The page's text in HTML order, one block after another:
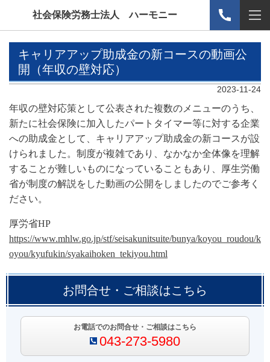
社会保険労務士法人 ハーモニー
キャリアアップ助成金の新コースの動画公
開（年収の壁対応）
2023-11-24
年収の壁対応策として公表された複数のメニューのうち、
新たに社会保険に加入したパートタイマー等に対する企業
への助成金として、キャリアアップ助成金の新コースが設
けられました。制度が複雑であり、なかなか全体像を理解
することが難しいものになっていることもあり、厚生労働
省が制度の解説をした動画の公開をしましたのでご参考く
ださい。
厚労省HP
https://www.mhlw.go.jp/stf/seisakunitsuite/bunya/koyou_roudou/k
oyou/kyufukin/syakaihoken_tekiyou.html
お問合せ・ご相談はこちら
お電話でのお問合せ・ご相談はこちら
043-273-5980